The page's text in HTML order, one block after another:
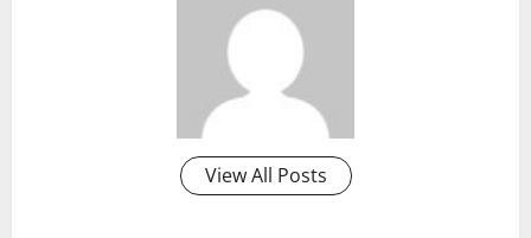
View All Posts